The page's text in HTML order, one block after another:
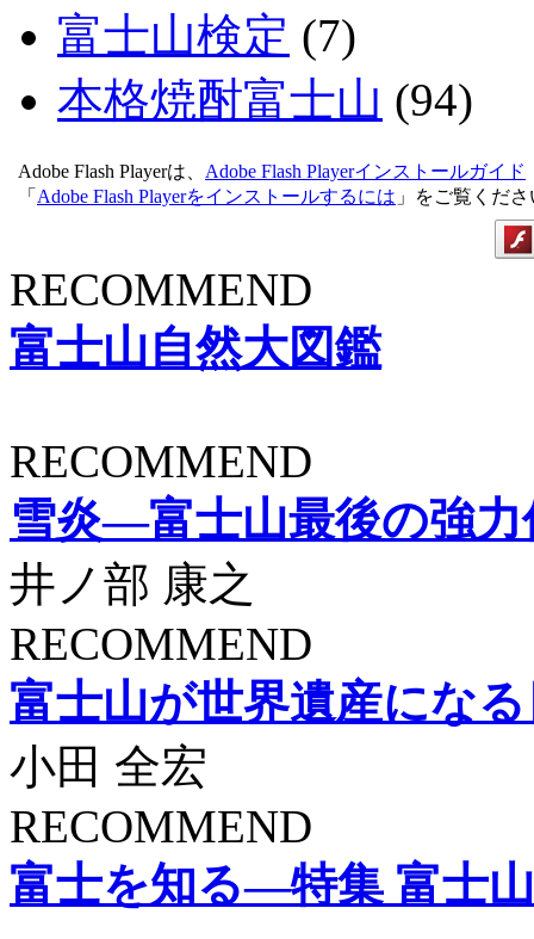
富士山検定 (7)
本格焼酎富士山 (94)
Adobe Flash Playerは、 Adobe Flash Playerインストールガイド
「 Adobe Flash Playerをインストールするには 」をご覧くだ
RECOMMEND
富士山自然大図鑑
RECOMMEND
雪炎―富士山最後の強力
井ノ部 康之
RECOMMEND
富士山が世界遺産にな
小田 全宏
RECOMMEND
富士を知る―特集 富士